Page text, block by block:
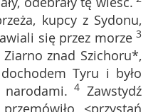
kupcy z Sydonu,
się przez morze 3
znad Szichoru*,
Tyru i było
4 Zawstydź
<przystań